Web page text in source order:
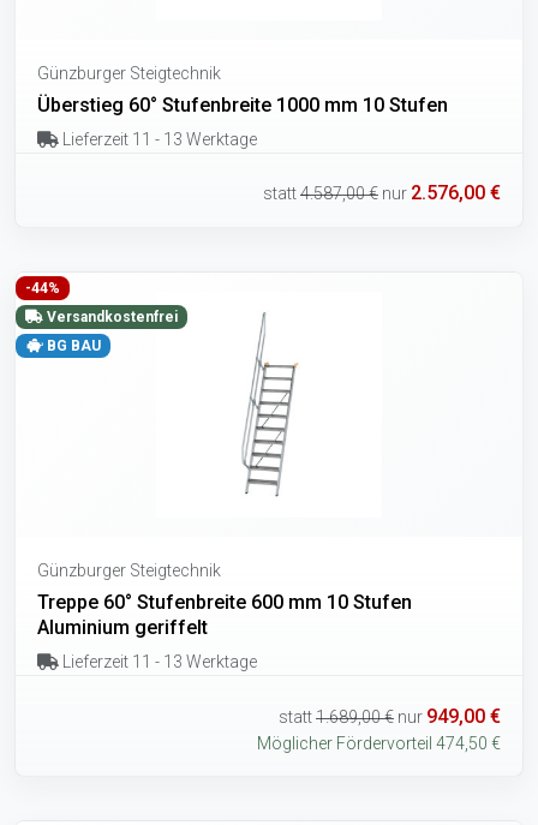
Günzburger Steigtechnik
Überstieg 60° Stufenbreite 1000 mm 10 Stufen
Lieferzeit 11 - 13 Werktage
statt4.587,00 € nur 2.576,00 €
-44%
Versandkostenfrei
BG BAU
Günzburger Steigtechnik
Treppe 60° Stufenbreite 600 mm 10 Stufen
Aluminium geriffelt
Lieferzeit 11 - 13 Werktage
statt1.689,00 € nur 949,00 €
Möglicher Fördervorteil 474,50 €